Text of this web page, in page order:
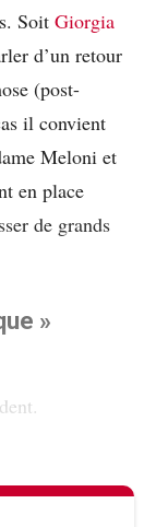
Soit Giorgia
d’un retour
(post-
il convient
Meloni et
en place
de grands
»